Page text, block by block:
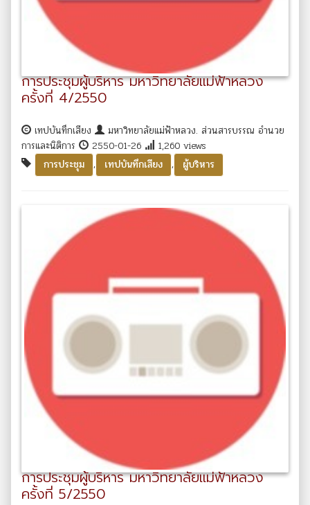
การประชุมผู้บริหาร มหาวิทยาลัยแม่ฟ้าหลวง
ครั้งที่ 4/2550
เทปบันทึกเสียง
มหาวิทยาลัยแม่ฟ้าหลวง. ส่วนสารบรรณ อำนวย
การและนิติการ
2550-01-26
1,260 views
การประชุม
, เทปบันทึกเสียง , ผู้บริหาร
การประชุมผู้บริหาร มหาวิทยาลัยแม่ฟ้าหลวง
ครั้งที่ 5/2550